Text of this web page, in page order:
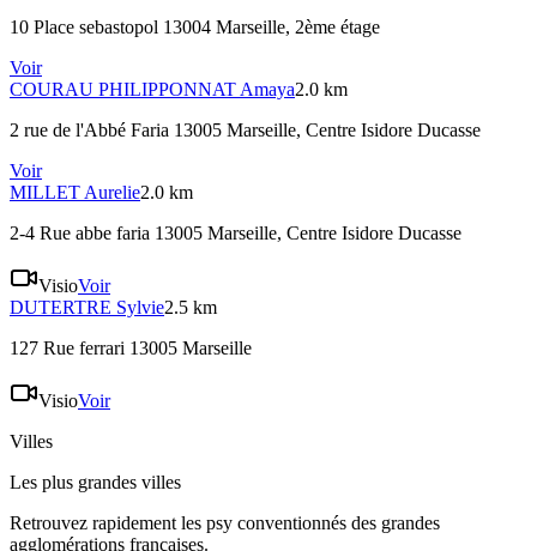
10 Place sebastopol 13004 Marseille, 2ème étage
Voir
COURAU PHILIPPONNAT Amaya2.0 km
2 rue de l'Abbé Faria 13005 Marseille, Centre Isidore Ducasse
Voir
MILLET Aurelie2.0 km
2-4 Rue abbe faria 13005 Marseille, Centre Isidore Ducasse
VisioVoir
DUTERTRE Sylvie2.5 km
127 Rue ferrari 13005 Marseille
VisioVoir
Villes
Les plus grandes villes
Retrouvez rapidement les psy conventionnés des grandes
agglomérations françaises.